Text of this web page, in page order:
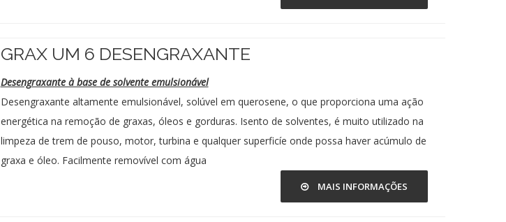
GRAX UM 6 DESENGRAXANTE
Desengraxante à base de solvente emulsionável
Desengraxante altamente emulsionável, solúvel em querosene, o que proporciona uma ação
energética na remoção de graxas, óleos e gorduras. Isento de solventes, é muito utilizado na
limpeza de trem de pouso, motor, turbina e qualquer superficíe onde possa haver acúmulo de
graxa e óleo. Facilmente removível com água
MAIS INFORMAÇÕES